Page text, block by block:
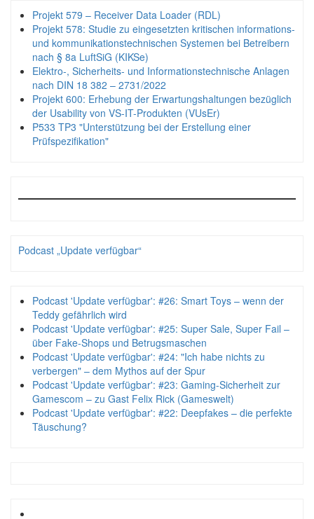
Projekt 579 – Receiver Data Loader (RDL)
Projekt 578: Studie zu eingesetzten kritischen informations-
und kommunikationstechnischen Systemen bei Betreibern
nach § 8a LuftSiG (KIKSe)
Elektro-, Sicherheits- und Informationstechnische Anlagen
nach DIN 18 382 – 2731/2022
Projekt 600: Erhebung der Erwartungshaltungen bezüglich
der Usability von VS-IT-Produkten (VUsEr)
P533 TP3 "Unterstützung bei der Erstellung einer
Prüfspezifikation"
Podcast „Update verfügbar“
Podcast 'Update verfügbar': #26: Smart Toys – wenn der
Teddy gefährlich wird
Podcast 'Update verfügbar': #25: Super Sale, Super Fail –
über Fake-Shops und Betrugsmaschen
Podcast 'Update verfügbar': #24: "Ich habe nichts zu
verbergen" – dem Mythos auf der Spur
Podcast 'Update verfügbar': #23: Gaming-Sicherheit zur
Gamescom – zu Gast Felix Rick (Gameswelt)
Podcast 'Update verfügbar': #22: Deepfakes – die perfekte
Täuschung?